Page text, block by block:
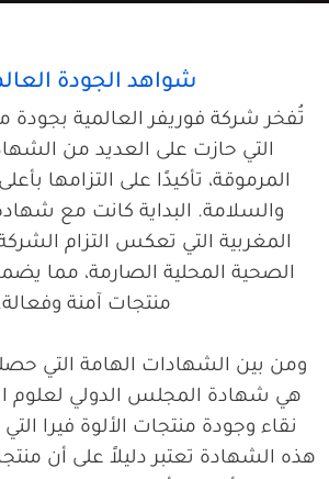
شواهد الجودة
تُفخر شركة فوريفر العالمية بجودة
التي حازت على العديد من
المرموقة، تأكيدًا على التزامها
والسلامة. البداية كانت مع
المغربية التي تعكس التزام الشركة
الصحية المحلية الصارمة، مما
منتجات آمنة
ومن بين الشهادات الهامة التي
هي شهادة المجلس الدولي لعلوم
نقاء وجودة منتجات الألوة فيرا
هذه الشهادة تعتبر دليلاً على أن